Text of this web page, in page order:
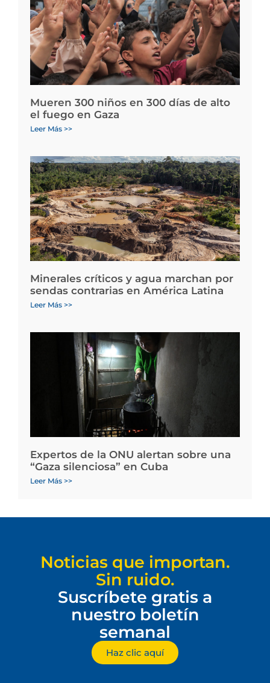
Mueren 300 niños en 300 días de alto
el fuego en Gaza
Leer Más >>
Minerales críticos y agua marchan por
sendas contrarias en América Latina
Leer Más >>
Expertos de la ONU alertan sobre una
“Gaza silenciosa” en Cuba
Leer Más >>
Noticias que importan.
Sin ruido.
Suscríbete gratis a
nuestro boletín
semanal
Haz clic aquí